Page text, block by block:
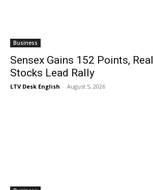
Business
Sensex Gains 152 Points,
Stocks Lead Rally
LTV Desk English - August 5, 2026